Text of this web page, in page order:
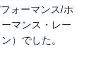
ォーマンス/ホ
マンス・レー
）でした。